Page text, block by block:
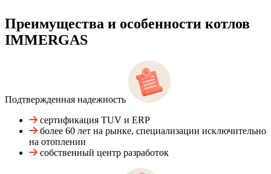
Преимущества и особенности котлов
IMMERGAS
Подтвержденная надежность
сертификация TUV и ERP
более 60 лет на рынке, специализации исключительно
на отоплении
собственный центр разработок